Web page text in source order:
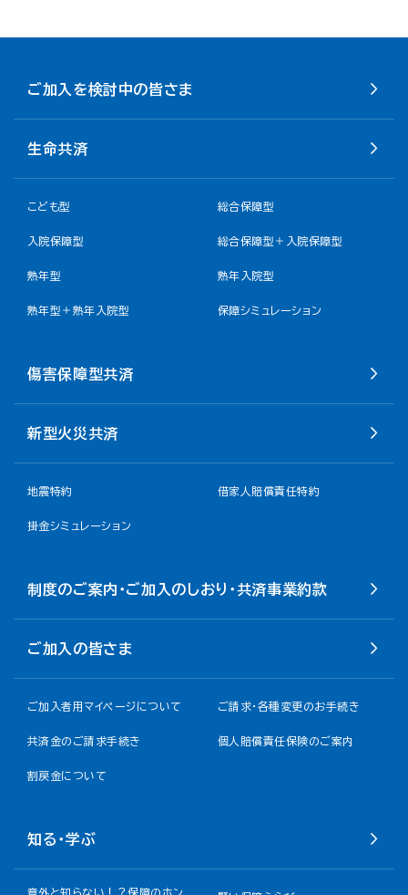
ご加入を検討中の皆さま
生命共済
こども型 総合保障型
入院保障型 総合保障型＋入院保障型
熟年型 熟年入院型
熟年型＋熟年入院型 保障シミュレーション
傷害保障型共済
新型火災共済
地震特約 借家人賠償責任特約
掛金シミュレーション
制度のご案内・ご加入のしおり・共済事業約款
ご加入の皆さま
ご加入者用マイページについて ご請求・各種変更のお手続き
共済金のご請求手続き 個人賠償責任保険のご案内
割戻金について​
知る・学ぶ
意外と知らない！？保障のホン